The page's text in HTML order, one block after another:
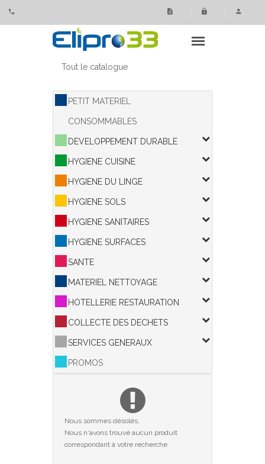
Tout le catalogue
PETIT MATERIEL
CONSOMMABLES
DEVELOPPEMENT DURABLE
HYGIENE CUISINE
HYGIENE DU LINGE
HYGIENE SOLS
HYGIENE SANITAIRES
HYGIENE SURFACES
SANTE
MATERIEL NETTOYAGE
HOTELLERIE RESTAURATION
COLLECTE DES DECHETS
SERVICES GENERAUX
PROMOS
Nous sommes désolés,
Nous n'avons trouvé aucun produit
correspondant à votre recherche.
Panneau de gestion des cookies